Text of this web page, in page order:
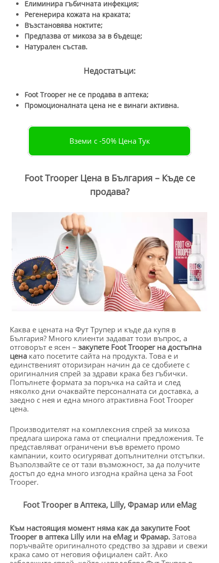
Елиминира гъбичната инфекция;
Регенерира кожата на краката;
Възстановява ноктите;
Предпазва от микоза за в бъдеще;
Натурален състав.
Недостатъци:
Foot Trooper не се продава в аптека;
Промоционалната цена не е винаги активна.
Вземи с -50% Цена Тук
Foot Trooper Цена в България – Къде се
продава?
Каква е цената на Фут Трупер и къде да купя в
България? Много клиенти задават този въпрос, а
отговорът е ясен – закупете Foot Trooper на достъпна
цена като посетите сайта на продукта. Това е и
единственият оторизиран начин да се сдобиете с
оригиналния спрей за здрави крака без гъбички.
Попълнете формата за поръчка на сайта и след
няколко дни очаквайте персоналната си доставка, а
заедно с нея и една много атрактивна Foot Trooper
цена.
Производителят на комплексния спрей за микоза
предлага широка гама от специални предложения. Те
представляват ограничени във времето промо
кампании, които осигуряват допълнителни отстъпки.
Възползвайте се от тази възможност, за да получите
достъп до една много изгодна крайна цена за Foot
Trooper.
Foot Trooper в Аптека, Lilly, Фрамар или eMag
Към настоящия момент няма как да закупите Foot
Trooper в аптека Lilly или на eMag и Фрамар. Затова
поръчвайте оригиналното средство за здрави и свежи
крака само от неговия официален сайт. Ако